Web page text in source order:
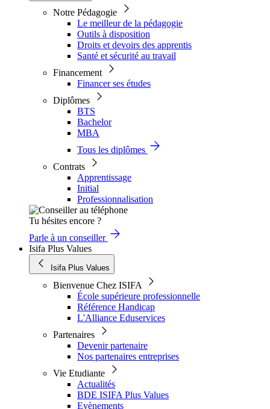
Notre Pédagogie
Le meilleur de la pédagogie
Outils à disposition
Droits et devoirs des apprentis
Santé et sécurité au travail
Financement
Financer ses études
Diplômes
BTS
Bachelor
MBA
Tous les diplômes
Contrats
Apprentissage
Initial
Professionnalisation
Tu hésites encore ?
Parle à un conseiller
Isifa Plus Values
Isifa Plus Values
Bienvenue Chez ISIFA
École supérieure professionnelle
Référence Handicap
L'Alliance Eduservices
Partenaires
Devenir partenaire
Nos partenaires entreprises
Vie Etudiante
Actualités
BDE ISIFA Plus Values
Evènements